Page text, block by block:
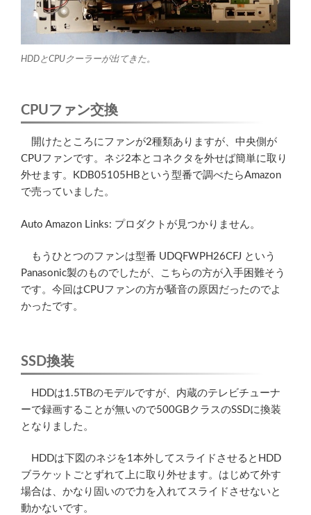
HDDとCPUクーラーが出てきた。
CPUファン交換
開けたところにファンが2種類ありますが、中央側が
CPUファンです。ネジ2本とコネクタを外せば簡単に取り
外せます。
KDB05105HB という型番で調べたらAmazon
で売っていました。
Auto Amazon Links: プロダクトが見つかりません。
もうひとつのファンは型番 UDQFWPH26CFJ という
Panasonic製のものでしたが、こちらの方が入手困難そう
です。今回はCPUファンの方が騒音の原因だったのでよ
かったです。
SSD換装
HDDは1.5TBのモデルですが、内蔵のテレビチューナ
ーで録画することが無いので500GBクラスのSSDに換装
となりました。
HDDは下図のネジを1本外してスライドさせるとHDD
ブラケットごとずれて上に取り外せます。はじめて外す
場合は、かなり固いので力を入れてスライドさせないと
動かないです。